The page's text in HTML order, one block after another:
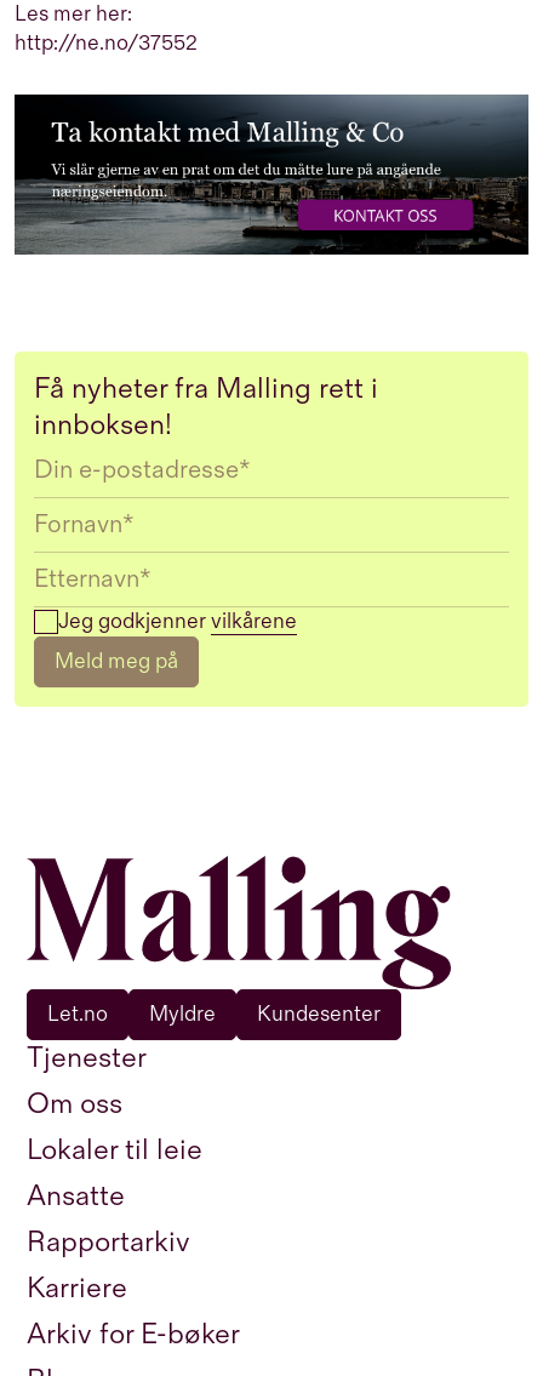
Les mer her:
http://ne.no/37552
Få nyheter fra Malling rett i
innboksen!
Email
Jeg godkjennervilkårene
Meld meg på
Tjenester
Om oss
Lokaler til leie
Ansatte
Rapportarkiv
Karriere
Arkiv for E-bøker
Let.no Myldre Kundesenter